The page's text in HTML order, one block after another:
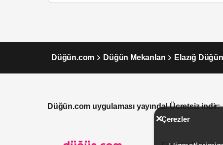
Düğün.com Düğün Mekanları Elazığ
Düğün.com uygulaması yayında! Ücretsiz indir:
Çerezler